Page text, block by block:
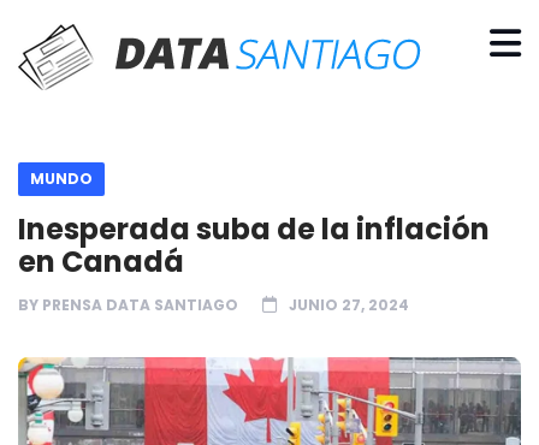
MUNDO
Inesperada suba de la inflación
en Canadá
BY PRENSA DATA SANTIAGO JUNIO 27, 2024